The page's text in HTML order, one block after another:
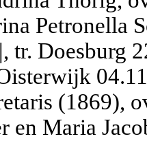
Petronella
tr. Doesburg
(1869),
en Maria